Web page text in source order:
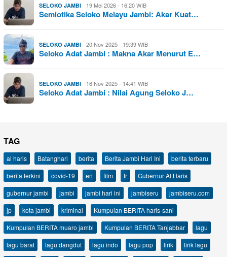
SELOKO JAMBI 19 Mei 2026 - 16:20 WIB
Semiotika Seloko Melayu Jambi: Akar Kuat…
SELOKO JAMBI 20 Nov 2025 - 19:39 WIB
Seloko Adat Jambi : Makna Akar Menurut E…
SELOKO JAMBI 16 Nov 2025 - 14:41 WIB
Seloko Adat Jambi : Nilai Agung Seloko J…
TAG
al haris Batanghari berita Berita Jambi Hari Ini
berita terbaru
berita terkini
covid-19 en film fr
Gubernur Al Haris
gubernur jambi
jambi jambi hari ini jambiseru
jambiseru.com
jp
kota jambi kriminal
Kumpulan BERITA haris-sani
Kumpulan BERITA muaro jambi
Kumpulan BERITA Tanjabbar
lagu
lagu barat
lagu dangdut lagu indo lagu pop lirik
lirik lagu